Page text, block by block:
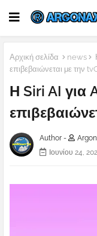
Αρχική σελίδα news
επιβεβαιώνεται με την
Η Siri AI για
Author -
Ιουνίου 24,